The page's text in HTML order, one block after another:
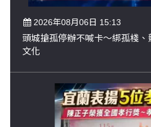
2026年08月06日 15:13
頭城搶孤停辦不喊卡～綁孤棧
文化